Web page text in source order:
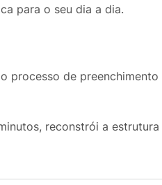
para o seu dia a dia.
processo de
reconstrói a